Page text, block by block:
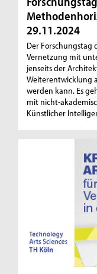
29.11.2024
Der Forschungstag
Vernetzung mit
jenseits der
Weiterentwicklung
werden kann. Es
mit nicht-
Künstlicher